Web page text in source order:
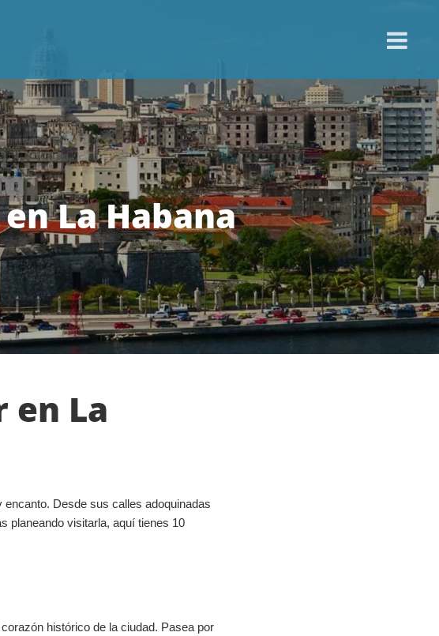
La Habana
en La
Desde sus calles adoquinadas
planeando visitarla, aquí tienes 10
histórico de la ciudad. Pasea por